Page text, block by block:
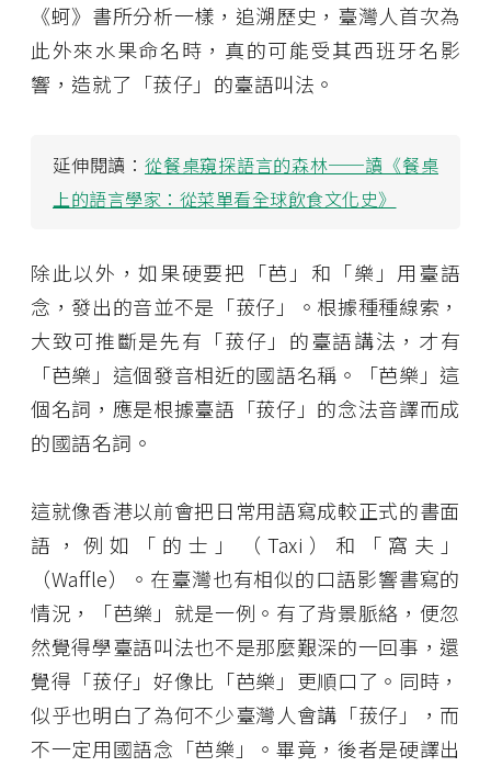
《蚵》書所分析一樣，追溯歷史，臺灣人首次為
此外來水果命名時，真的可能受其西班牙名影
響，造就了「菝仔」的臺語叫法。
延伸閱讀： 從餐桌窺探語言的森林──讀《餐桌
上的語言學家：從菜單看全球飲食文化史》
除此以外，如果硬要把「芭」和「樂」用臺語
念，發出的音並不是「菝仔」。根據種種線索，
大致可推斷是先有「菝仔」的臺語講法，才有
「芭樂」這個發音相近的國語名稱。「芭樂」這
個名詞，應是根據臺語「菝仔」的念法音譯而成
的國語名詞。
這就像香港以前會把日常用語寫成較正式的書面
語，例如「的士」（Taxi）和「窩夫」
（Waffle）。在臺灣也有相似的口語影響書寫的
情況，「芭樂」就是一例。有了背景脈絡，便忽
然覺得學臺語叫法也不是那麼艱深的一回事，還
覺得「菝仔」好像比「芭樂」更順口了。同時，
似乎也明白了為何不少臺灣人會講「菝仔」，而
不一定用國語念「芭樂」。畢竟，後者是硬譯出